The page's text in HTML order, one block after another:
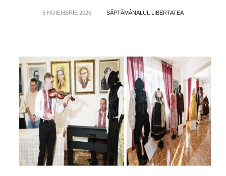
5 NOIEMBRIE 2025 SĂPTĂMÂNALUL LIBERTATEA